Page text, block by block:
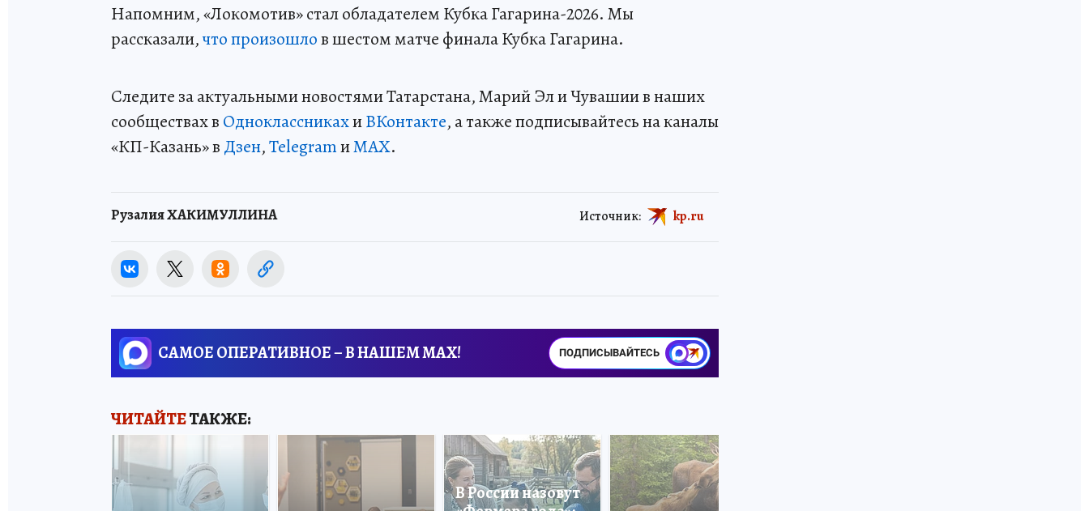
Напомним, «Локомотив» стал обладателем Кубка Гагарина-2026. Мы
рассказали,что произошлов шестом матче финала Кубка Гагарина.
Следите за актуальными новостями Татарстана, Марий Эл и Чувашии в наших
сообществах в ОдноклассникахиВКонтакте, а также подписывайтесь на каналы
«КП-Казань» в Дзен,TelegramиMAX.
Рузалия ХАКИМУЛЛИНА Источник: kp.ru
САМОЕ ОПЕРАТИВНОЕ – В НАШЕМ MAX! ПОДПИСЫВАЙТЕСЬ
ЧИТАЙТЕТАКЖЕ:
В России назовут